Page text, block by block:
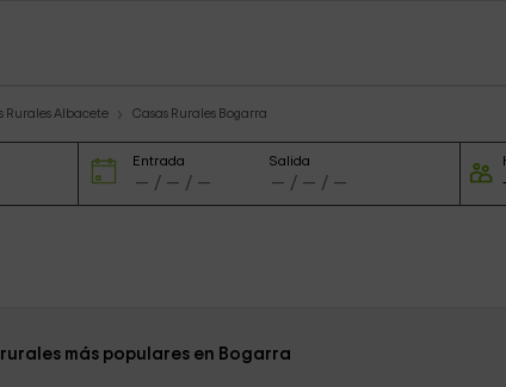
Rurales Albacete Casas Rurales Bogarra
Entrada Salida
más populares en Bogarra